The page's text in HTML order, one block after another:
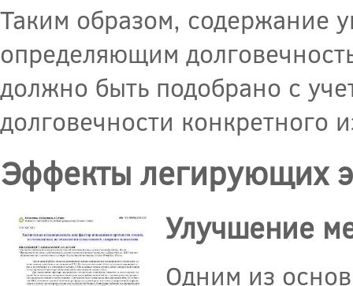
Таким образом, содержание
определяющим
должно быть подобрано с
долговечности конкретного
Эффекты легирующих
Улучшение
Одним из